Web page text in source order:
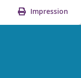
Impression